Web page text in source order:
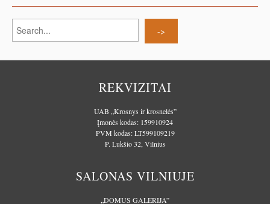
REKVIZITAI
UAB „Krosnys ir krosnelės”
Įmonės kodas: 159910924
PVM kodas: LT599109219
P. Lukšio 32, Vilnius
SALONAS VILNIUJE
„DOMUS GALERIJA”